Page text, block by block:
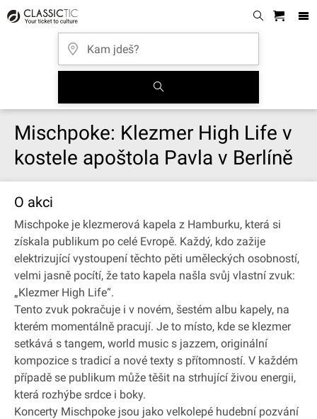
Mischpoke: Klezmer High Life v
kostele apoštola Pavla v Berlíně
O akci
Mischpoke je klezmerová kapela z Hamburku, která si
získala publikum po celé Evropě. Každý, kdo zažije
elektrizující vystoupení těchto pěti uměleckých osobností,
velmi jasně pocítí, že tato kapela našla svůj vlastní zvuk:
„Klezmer High Life“.
Tento zvuk pokračuje i v novém, šestém albu kapely, na
kterém momentálně pracují. Je to místo, kde se klezmer
setkává s tangem, world music s jazzem, originální
kompozice s tradicí a nové texty s přítomností. V každém
případě se publikum může těšit na strhující živou energii,
která rozhýbe srdce i boky.
Koncerty Mischpoke jsou jako velkolepé hudební pozvání